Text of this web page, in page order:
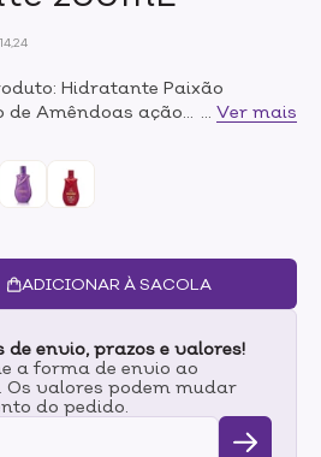
Hidratante Paixão
Amêndoas ação
Hidratante com ação
a hidratação da pele por 24
óleo de amêndoas e a
lavanda, alecrim e
e especiarias. De uso diário,
os tipos de pele.Modo de
o produto em todo o corpo
Ver mais
ADICIONAR À SACOLA
de envio, prazos e valores!
a forma de envio ao
valores podem mudar
do pedido.